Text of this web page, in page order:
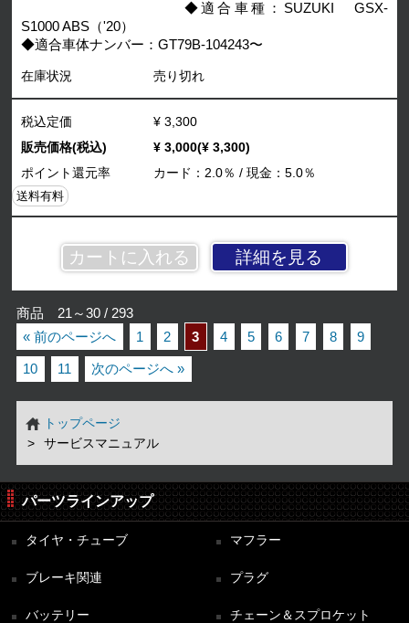
◆適合車種：SUZUKI GSX-
S1000 ABS（'20）
◆適合車体ナンバー：GT79B-104243〜
在庫状況 売り切れ
詳細を見る
税込定価
¥ 3,300
販売価格(税込)
¥ 3,000(¥ 3,300)
ポイント還元率
カード：2.0％ / 現金：5.0％
送料有料
商品 21～30 / 293
« 前のページへ
1 2 3 4 5 6 7 8 9
10 11 次のページへ »
トップページ
サービスマニュアル
パーツラインアップ
タイヤ・チューブ マフラー
ブレーキ関連 プラグ
バッテリー チェーン＆スプロケット